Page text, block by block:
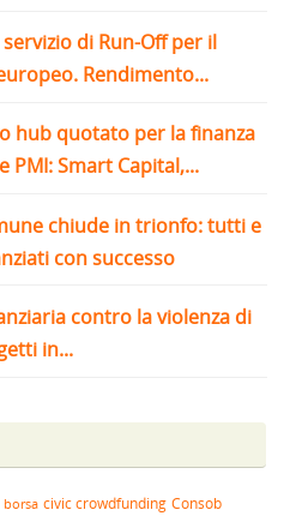
servizio di Run-Off per il
Rendimento...
hub quotato per la finanza
PMI: Smart Capital,...
chiude in trionfo: tutti e
con successo
contro la violenza di
in...
borsa civic crowdfunding Consob